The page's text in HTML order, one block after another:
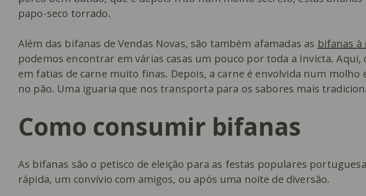
papo-seco torrado.
Além das bifanas de Vendas Novas, são também afamadas as bifanas à
podemos encontrar em várias casas um pouco por toda a Invicta.
em fatias de carne muito finas. Depois, a carne é envolvida num molho
no pão. Uma iguaria que nos transporta para os sabores mais
Como consumir bifanas
As bifanas são o petisco de eleição para as festas populares
rápida, um convívio com amigos, ou após uma noite de diversão.